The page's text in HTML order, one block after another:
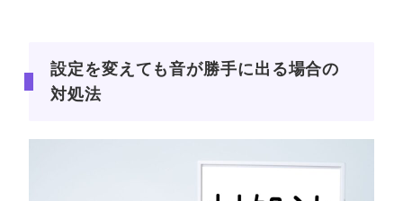
設定を変えても音が勝手に出る場合の
対処法